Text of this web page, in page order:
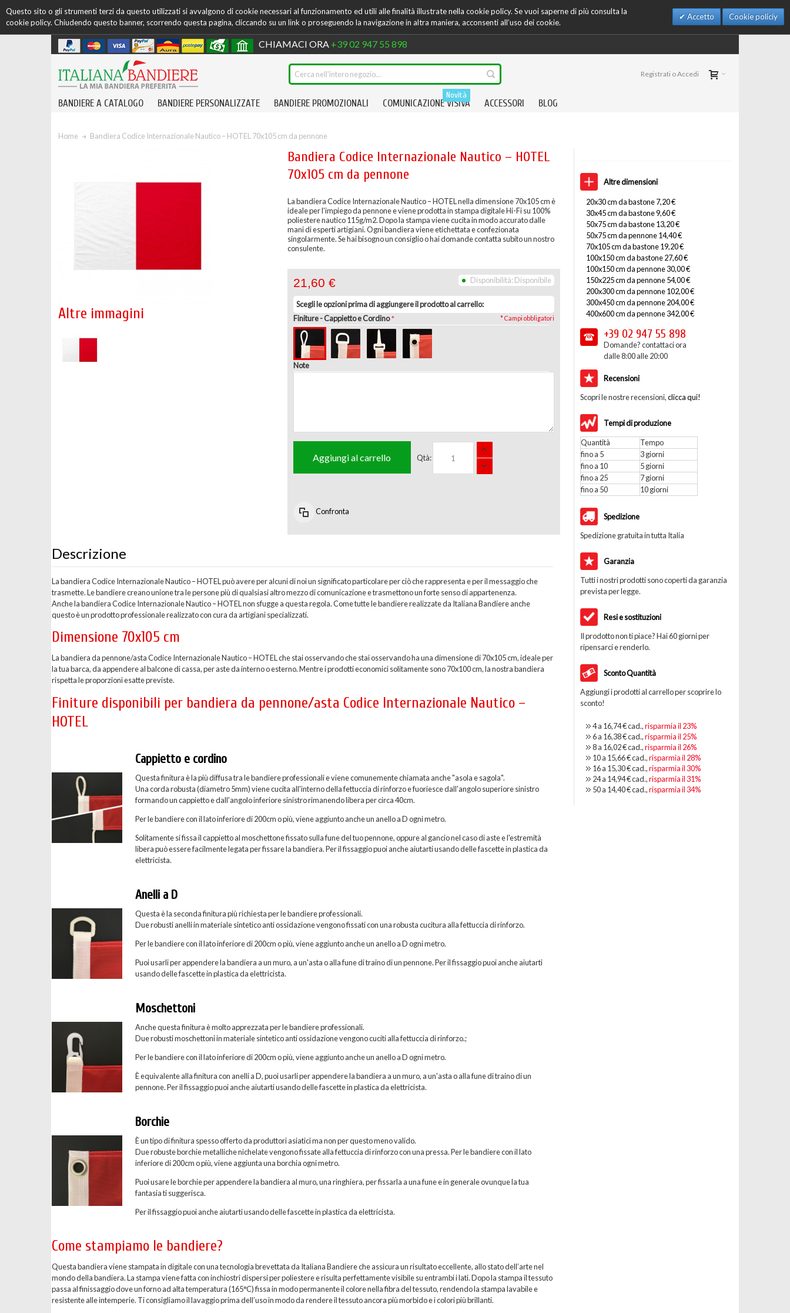
Questo sito o gli strumenti terzi da questo utilizzati si avvalgono di cookie necessari al funzionamento ed utili alle finalità illustrate nella cookie policy. Se vuoi saperne di più consulta la
cookie policy. Chiudendo questo banner, scorrendo questa pagina, cliccando su un link o proseguendo la navigazione in altra maniera, acconsenti all’uso dei cookie.
Accetto Cookie policiy
CHIAMACI ORA +39 02 947 55 898
Registrati o Accedi
BANDIERE A CATALOGO BANDIERE PERSONALIZZATE BANDIERE PROMOZIONALI COMUNICAZIONE VISIVA
Novità
ACCESSORI BLOG
Home Bandiera Codice Internazionale Nautico – HOTEL 70x105 cm da pennone
Altre immagini
Bandiera Codice Internazionale Nautico – HOTEL
70x105 cm da pennone
La bandiera Codice Internazionale Nautico – HOTEL nella dimensione 70x105 cm è
ideale per l'impiego da pennone e viene prodotta in stampa digitale Hi-Fi su 100%
poliestere nautico 115g/m2. Dopo la stampa viene cucita in modo accurato dalle
mani di esperti artigiani. Ogni bandiera viene etichettata e confezionata
singolarmente. Se hai bisogno un consiglio o hai domande contatta subito un nostro
consulente.
Disponibilità: Disponibile
21,60 €
Scegli le opzioni prima di aggiungere il prodotto al carrello:
Finiture- Cappietto e Cordino
Note
* Campi obbligatori
Qtà:
Aggiungi al carrello
Confronta
Altre dimensioni
20x30 cm da bastone 7,20 €
30x45 cm da bastone 9,60 €
50x75 cm da bastone 13,20 €
50x75 cm da pennone 14,40 €
70x105 cm da bastone 19,20 €
100x150 cm da bastone 27,60 €
100x150 cm da pennone 30,00 €
150x225 cm da pennone 54,00 €
200x300 cm da pennone 102,00 €
300x450 cm da pennone 204,00 €
400x600 cm da pennone 342,00 €
+39 02 947 55 898
Domande? contattaci ora
dalle 8:00 alle 20:00
Recensioni
Scopri le nostre recensioni,clicca qui!
Tempi di produzione
Quantità
Tempo
fino a 5
3 giorni
fino a 10
5 giorni
fino a 25
7 giorni
fino a 50
10 giorni
Spedizione
Spedizione gratuita in tutta Italia
Garanzia
Tutti i nostri prodotti sono coperti da garanzia
prevista per legge.
Resi e sostituzioni
Il prodotto non ti piace? Hai 60 giorni per
ripensarci e renderlo.
Sconto Quantità
Aggiungi i prodotti al carrello per scoprire lo
sconto!
4 a 16,74 €cad.,risparmia il 23%
6 a 16,38 €cad.,risparmia il 25%
8 a 16,02 €cad.,risparmia il 26%
10 a 15,66 €cad.,risparmia il 28%
16 a 15,30 €cad.,risparmia il 30%
24 a 14,94 €cad.,risparmia il 31%
50 a 14,40 €cad.,risparmia il 34%
Descrizione
La bandiera Codice Internazionale Nautico – HOTEL può avere per alcuni di noi un significato particolare per ciò che rappresenta e per il messaggio che
trasmette. Le bandiere creano unione tra le persone più di qualsiasi altro mezzo di comunicazione e trasmettono un forte senso di appartenenza.
Anche la bandiera Codice Internazionale Nautico – HOTEL non sfugge a questa regola. Come tutte le bandiere realizzate da Italiana Bandiere anche
questo è un prodotto professionale realizzato con cura da artigiani specializzati.
Dimensione 70x105 cm
La bandiera da pennone/asta Codice Internazionale Nautico – HOTEL che stai osservando che stai osservando ha una dimensione di 70x105 cm, ideale per
la tua barca, da appendere al balcone di cassa, per aste da interno o esterno. Mentre i prodotti economici solitamente sono 70x100 cm, la nostra bandiera
rispetta le proporzioni esatte previste.
Finiture disponibili per bandiera da pennone/asta Codice Internazionale Nautico –
HOTEL
Cappietto e cordino
Questa finitura è la più diffusa tra le bandiere professionali e viene comunemente chiamata anche "asola e sagola".
Una corda robusta (diametro 5mm) viene cucita all'interno della fettuccia di rinforzo e fuoriesce dall'angolo superiore sinistro
formando un cappietto e dall'angolo inferiore sinistro rimanendo libera per circa 40cm.
Per le bandiere con il lato inferiore di 200cm o più, viene aggiunto anche un anello a D ogni metro.
Solitamente si fissa il cappietto al moschettone fissato sulla fune del tuo pennone, oppure al gancio nel caso di aste e l'estremità
libera può essere facilmente legata per fissare la bandiera. Per il fissaggio puoi anche aiutarti usando delle fascette in plastica da
elettricista.
Anelli a D
Questa è la seconda finitura più richiesta per le bandiere professionali.
Due robusti anelli in materiale sintetico anti ossidazione vengono fissati con una robusta cucitura alla fettuccia di rinforzo.
Per le bandiere con il lato inferiore di 200cm o più, viene aggiunto anche un anello a D ogni metro.
Puoi usarli per appendere la bandiera a un muro, a un'asta o alla fune di traino di un pennone. Per il fissaggio puoi anche aiutarti
usando delle fascette in plastica da elettricista.
Moschettoni
Anche questa finitura è molto apprezzata per le bandiere professionali.
Due robusti moschettoni in materiale sintetico anti ossidazione vengono cuciti alla fettuccia di rinforzo.;
Per le bandiere con il lato inferiore di 200cm o più, viene aggiunto anche un anello a D ogni metro.
È equivalente alla finitura con anelli a D, puoi usarli per appendere la bandiera a un muro, a un'asta o alla fune di traino di un
pennone. Per il fissaggio puoi anche aiutarti usando delle fascette in plastica da elettricista.
Borchie
È un tipo di finitura spesso offerto da produttori asiatici ma non per questo meno valido.
Due robuste borchie metalliche nichelate vengono fissate alla fettuccia di rinforzo con una pressa. Per le bandiere con il lato
inferiore di 200cm o più, viene aggiunta una borchia ogni metro.
Puoi usare le borchie per appendere la bandiera al muro, una ringhiera, per fissarla a una fune e in generale ovunque la tua
fantasia ti suggerisca.
Per il fissaggio puoi anche aiutarti usando delle fascette in plastica da elettricista.
Come stampiamo le bandiere?
Questa bandiera viene stampata in digitale con una tecnologia brevettata da Italiana Bandiere che assicura un risultato eccellente, allo stato dell’arte nel
mondo della bandiera. La stampa viene fatta con inchiostri dispersi per poliestere e risulta perfettamente visibile su entrambi i lati. Dopo la stampa il tessuto
passa al finissaggio dove un forno ad alta temperatura (165°C) fissa in modo permanente il colore nella fibra del tessuto, rendendo la stampa lavabile e
resistente alle intemperie. Ti consigliamo il lavaggio prima dell’uso in modo da rendere il tessuto ancora più morbido e i colori più brillanti.